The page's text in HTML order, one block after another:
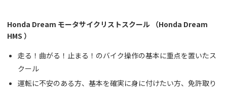
Honda Dream モータサイクリストスクール （Honda Dream
HMS ）
走る！曲がる！止まる！のバイク操作の基本に重点を置いたス
クール
運転に不安のある方、基本を確実に身に付けたい方、免許取り